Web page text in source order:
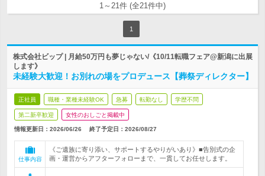
1～21件 (全21件中)
1
株式会社ビップ | 月給50万円も夢じゃない/《10/11転職フェア@新潟に出展
します》
未経験大歓迎！お別れの場をプロデュース【葬祭ディレクター】
正社員 職種・業種未経験OK 急募 転勤なし 学歴不問
第二新卒歓迎 女性のおしごと掲載中
情報更新日：2026/06/26 終了予定日： 2026/08/27
仕事内容
《ご遺族に寄り添い、サポートするやりがいあり》■告別式の企
画・運営からアフターフォローまで、一貫してお任せします。